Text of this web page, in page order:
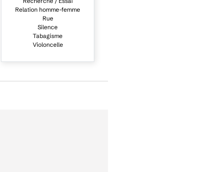
Relation homme-femme
Rue
Silence
Tabagisme
Violoncelle